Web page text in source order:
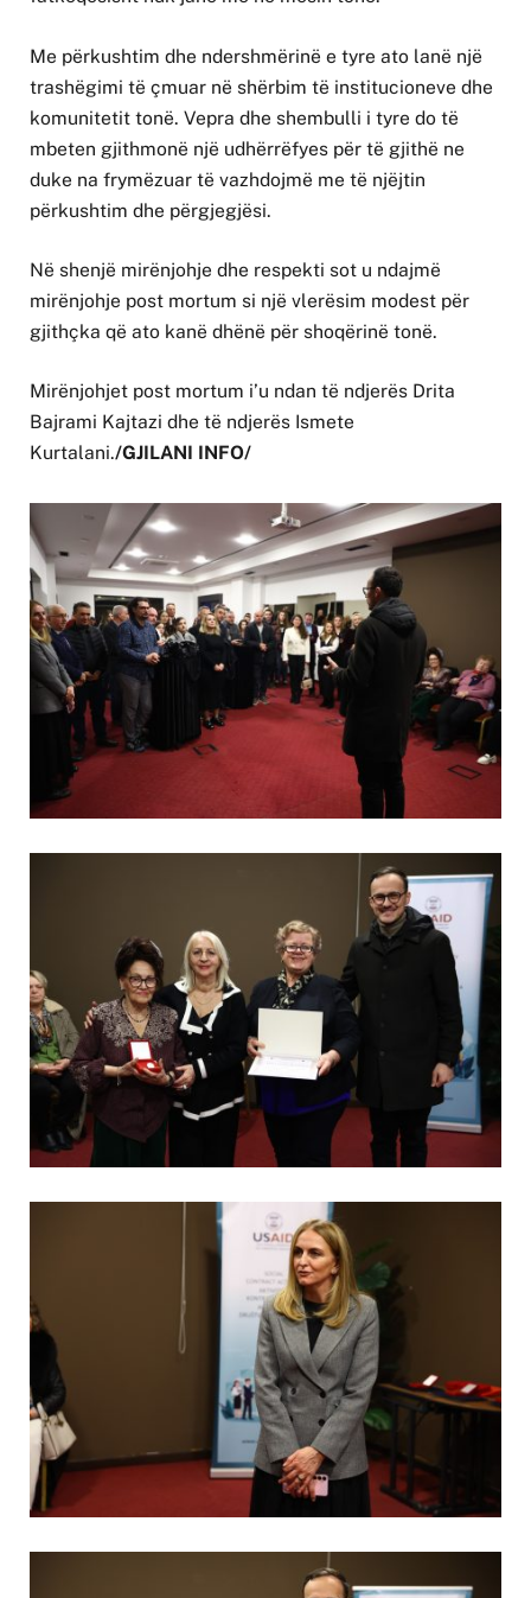
Me përkushtim dhe ndershmërinë e tyre ato lanë një
trashëgimi të çmuar në shërbim të institucioneve dhe
komunitetit tonë. Vepra dhe shembulli i tyre do të
mbeten gjithmonë një udhërrëfyes për të gjithë ne
duke na frymëzuar të vazhdojmë me të njëjtin
përkushtim dhe përgjegjësi.
Në shenjë mirënjohje dhe respekti sot u ndajmë
mirënjohje post mortum si një vlerësim modest për
gjithçka që ato kanë dhënë për shoqërinë tonë.
Mirënjohjet post mortum i’u ndan të ndjerës Drita
Bajrami Kajtazi dhe të ndjerës Ismete
Kurtalani./GJILANI INFO/